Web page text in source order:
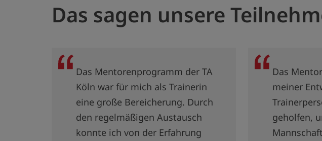
Das sagen unsere
Das Mentorenprogramm der TA
Köln war für mich als Trainerin
eine große Bereicherung. Durch
den regelmäßigen Austausch
konnte ich von der Erfahrung
Das
meiner
geholfen,